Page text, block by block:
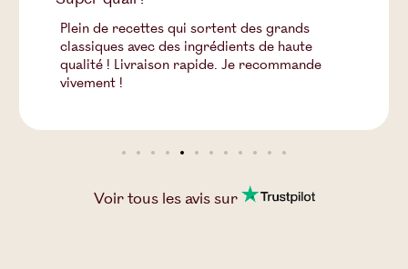
Des ingrédients de qualité et une fiche
recette facile à suivre. Un excellent moment
partagé entre amis et dégustant leur daïquiri
framboise. Je recommande vivement.
Voir tous lesavissur